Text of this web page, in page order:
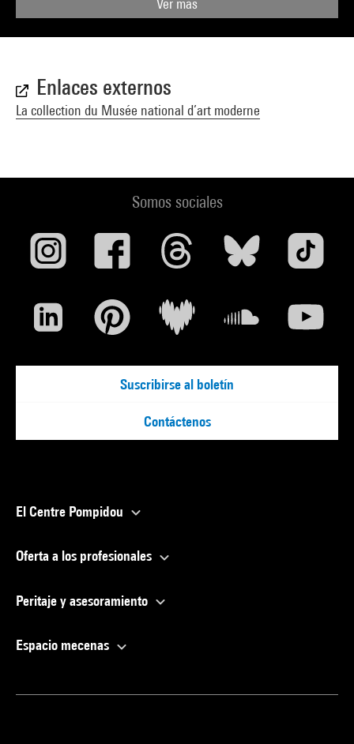
Ver más
Enlaces externos
La collection du Musée national d’art moderne
Somos sociales
Suscribirse al boletín
Contáctenos
El Centre Pompidou
Oferta a los profesionales
Peritaje y asesoramiento
Espacio mecenas